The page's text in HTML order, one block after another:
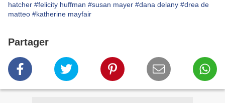
hatcher #felicity huffman #susan mayer #dana delany #drea de
matteo #katherine mayfair
Partager